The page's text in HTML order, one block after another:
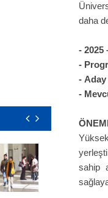
daha
- 2025
-
-
-
sahip